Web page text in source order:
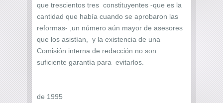
que trescientos tres constituyentes -que es la
cantidad que había cuando se aprobaron las
reformas- ,un número aún mayor de asesores
que los asistían, y la existencia de una
Comisión interna de redacción no son
suficiente garantía para evitarlos.
de 1995